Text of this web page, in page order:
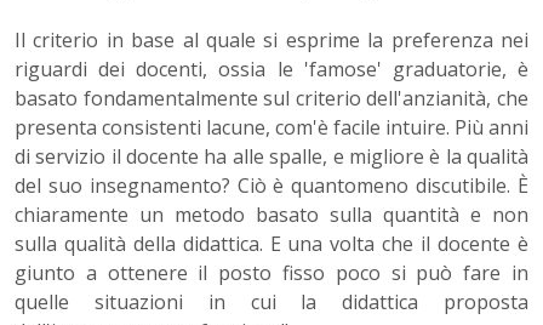
Il criterio in base al quale si esprime la preferenza nei
riguardi dei docenti, ossia le 'famose' graduatorie, è
basato fondamentalmente sul criterio dell'anzianità, che
presenta consistenti lacune, com'è facile intuire. Più anni
di servizio il docente ha alle spalle, e migliore è la qualità
del suo insegnamento? Ciò è quantomeno discutibile. È
chiaramente un metodo basato sulla quantità e non
sulla qualità della didattica. E una volta che il docente è
giunto a ottenere il posto fisso poco si può fare in
quelle situazioni in cui la didattica proposta